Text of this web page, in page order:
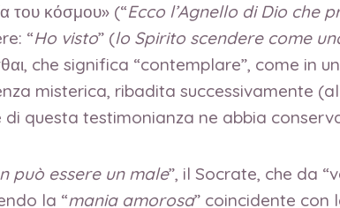
του κόσμου» (“Ecco l’Agnello di Dio che
“Ho visto” (lo Spirito scendere come
che significa “contemplare”, come in
misterica, ribadita successivamente
di questa testimonianza ne abbia
può essere un male”, il Socrate, che da
la “mania amorosa” coincidente con